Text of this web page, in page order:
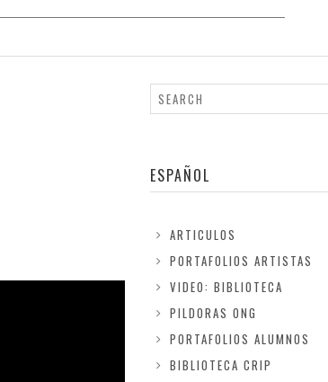
OFF
ESPAÑOL
ARTICULOS
PORTAFOLIOS ARTISTAS
VIDEO: BIBLIOTECA
PILDORAS ONG
PORTAFOLIOS ALUMNOS
BIBLIOTECA CRIP